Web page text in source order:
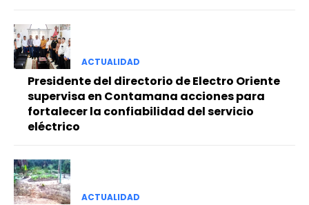
ACTUALIDAD
Presidente del directorio de Electro Oriente
supervisa en Contamana acciones para
fortalecer la confiabilidad del servicio
eléctrico
ACTUALIDAD